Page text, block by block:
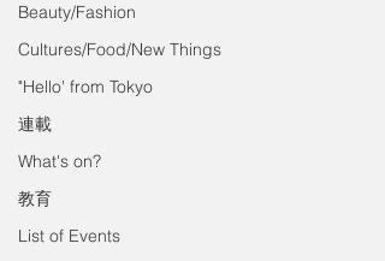
Beauty/Fashion
Cultures/Food/New Things
"Hello' from Tokyo
連載
What's on?
教育
List of Events